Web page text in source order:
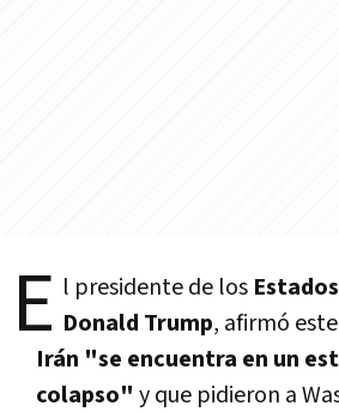
E l presidente de los
Donald Trump, afirmó
Irán "se encuentra en un
colapso" y que pidieron a